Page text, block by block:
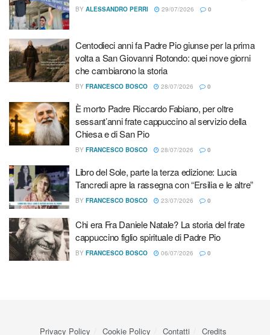
BY ALESSANDRO PERRI 29/07/2026 0
Centodieci anni fa Padre Pio giunse per la prima
volta a San Giovanni Rotondo: quei nove giorni
che cambiarono la storia
BY FRANCESCO BOSCO 28/07/2026 0
È morto Padre Riccardo Fabiano, per oltre
sessant’anni frate cappuccino al servizio della
Chiesa e di San Pio
BY FRANCESCO BOSCO 28/07/2026 0
Libro del Sole, parte la terza edizione: Lucia
Tancredi apre la rassegna con “Ersilia e le altre”
BY FRANCESCO BOSCO 23/07/2026 0
Chi era Fra Daniele Natale? La storia del frate
cappuccino figlio spirituale di Padre Pio
BY FRANCESCO BOSCO 06/07/2026 0
Privacy Policy Cookie Policy Contatti Credits